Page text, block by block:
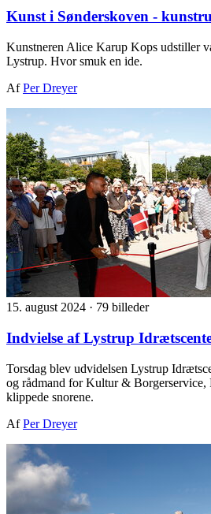
Kunst i Sønderskoven -
Kunstneren Alice Karup Kops udstiller
Lystrup. Hvor smuk en ide.
AfPer Dreyer
15. august 2024 · 79 billeder
Indvielse af Lystrup
Torsdag blev udvidelsen Lystrup
og rådmand for Kultur & Borgerservice,
klippede snorene.
AfPer Dreyer